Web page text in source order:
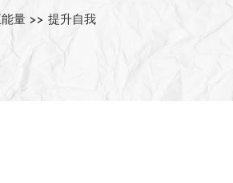
量 >> 提升自我